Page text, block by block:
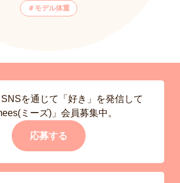
モデル体重
を通じて「好き」を発信して
ミーズ)」会員募集中。
応募する